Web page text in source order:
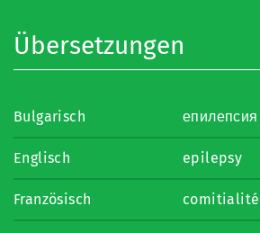
Übersetzungen
Bulgarisch епилепсия
Englisch epilepsy
Französisch comitialité